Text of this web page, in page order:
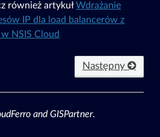
również artykułWdrażanie
IP dla load balancerów z
NSIS Cloud
Następny
and GISPartner.